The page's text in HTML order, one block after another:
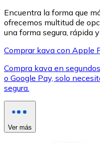
XRP
XRP
Ver todo
Encuentra la forma que
ofrecemos multitud de
una forma segura, rápida
Comprar kava con Apple
Compra kava en
o Google Pay, solo
segura.
Ver más